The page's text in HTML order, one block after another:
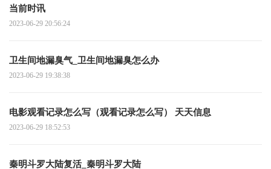
当前时讯
2023-06-29 20:56:24
卫生间地漏臭气_卫生间地漏臭怎么办
2023-06-29 19:38:38
电影观看记录怎么写（观看记录怎么写） 天天信息
2023-06-29 18:52:53
秦明斗罗大陆复活_秦明斗罗大陆